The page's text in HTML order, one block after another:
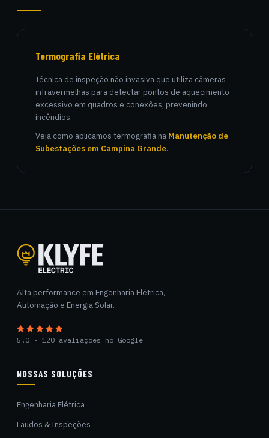
Termografia Elétrica
Técnica de inspeção não invasiva que utiliza câmeras
infravermelhas para detectar pontos de aquecimento
excessivo em quadros e conexões, prevenindo
incêndios.
Veja como aplicamos termografia na Manutenção de
Subestações em Campina Grande.
Klyfe Electric
Alta performance em Engenharia Elétrica,
Automação e Energia Solar.
5.0 · 120 avaliações no Google
NOSSAS SOLUÇÕES
Engenharia Elétrica
Laudos & Inspeções